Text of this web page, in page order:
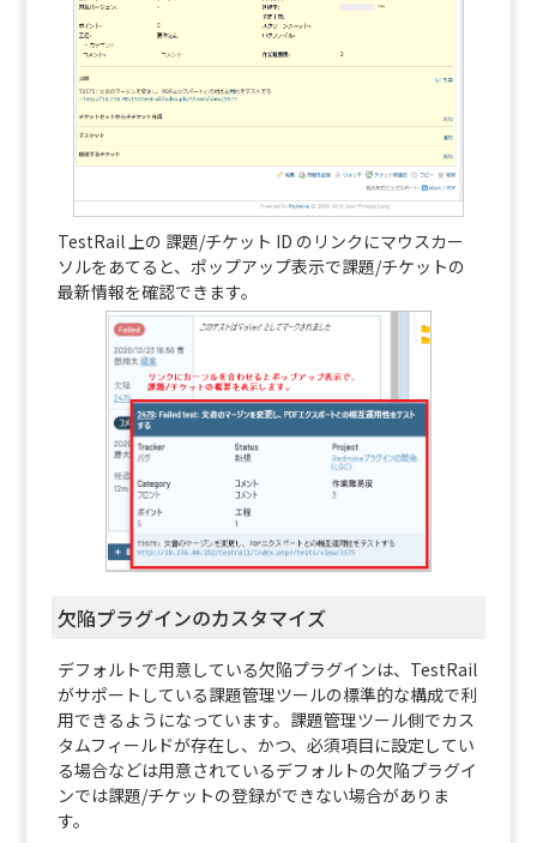
TestRail 上の 課題/チケット ID のリンクにマウスカー
ソルをあてると、ポップアップ表示で課題/チケットの
最新情報を確認できます。
欠陥プラグインのカスタマイズ
デフォルトで用意している欠陥プラグインは、TestRail
がサポートしている課題管理ツールの標準的な構成で利
用できるようになっています。課題管理ツール側でカス
タムフィールドが存在し、かつ、必須項目に設定してい
る場合などは用意されているデフォルトの欠陥プラグイ
ンでは課題/チケットの登録ができない場合がありま
す。